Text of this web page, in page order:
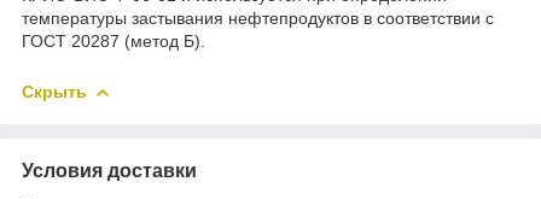
температуры застывания нефтепродуктов в соответствии с
ГОСТ 20287 (метод Б).
Скрыть
Условия доставки